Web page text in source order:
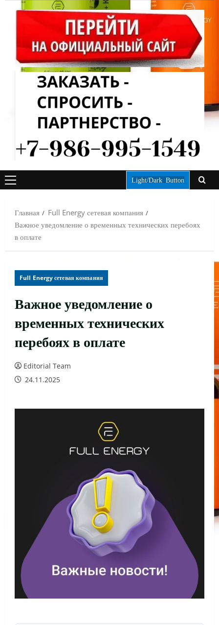
ОСНОВНОЕ
Light/Dark Button
Главная
Full Energy сетевая компания
Важное уведомление о временных технических перебоях
в оплате
Full Energy сетевая компания
Важное уведомление о
временных технических
перебоях в оплате
Editorial Team
24.11.2025